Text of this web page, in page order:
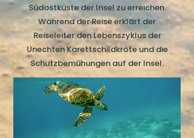
Südostküste der Insel zu erreichen.
Während der Reise erklärt der
Reiseleiter den Lebenszyklus der
Unechten Karettschildkröte und die
Schutzbemühungen auf der Insel.